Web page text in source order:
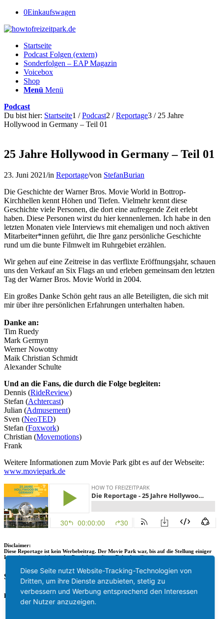
0Einkaufswagen
Startseite
Podcast Folgen (extern)
Sonderfolgen – EAP Magazin
Voicebox
Shop
Menü Menü
Podcast
Du bist hier: Startseite1 / Podcast2 / Reportage3 / 25 Jahre
Hollywood in Germany – Teil 01
25 Jahre Hollywood in Germany – Teil 01
23. Juni 2021/in Reportage/von StefanBurian
Die Geschichte der Warner Bros. Movie World in Bottrop-
Kirchhellen kennt Höhen und Tiefen. Vielmehr kennt diese
Geschichte viele Personen, die dort eine aufregende Zeit erlebt
haben. Diese Personen wirst du hier kennenlernen. Ich habe in den
letzten Monaten viele Interviews mit ehemaligen und noch aktiven
Mitarbeiter*innen geführt, die Ihre ganz persönliche Geschichte
rund um die bunte Filmwelt im Ruhrgebiet erzählen.
Wir gehen auf eine Zeitreise in das verflixte Eröffnungsjahr, schauen
uns den Verkauf an Six Flags an und erleben gemeinsam den letzten
Tag der Warner Bros. Movie World in 2004.
Ein großes Danke Schön geht raus an alle Beteiligten, die sich mit
mir über ihre persönlichen Erfahrungen unterhalten haben.
Danke an:
Tim Ruedy
Mark Germyn
Werner Nowotny
Maik Christian Schmidt
Alexander Schulte
Und an die Fans, die durch die Folge begleiten:
Dennis (RideReview)
Stefan (Achtercast)
Julian (Admusement)
Sven (NeoTED)
Stefan (Foxwork)
Christian (Movemotions)
Frank
Weitere Informationen zum Movie Park gibt es auf der Webseite:
www.moviepark.de
Disclaimer:
Diese Reportage ist kein Werbebeitrag. Der Movie Park war, bis auf die Stellung einiger
Interviewgäste, nicht an der Produktion dieser Folge beteiligt.
Schlagworte: movie park , reportage , warner bros movie world
Eintrag teilen
Diese Seite nutzt Website-Tracking-Technologien von
Dritten, um ihre Dienste anzubieten, stetig zu
verbessern und Werbung entsprechend den Interessen
der Nutzer anzuzeigen.